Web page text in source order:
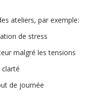
ateliers, par exemple:
de stress
malgré les tensions
de journée